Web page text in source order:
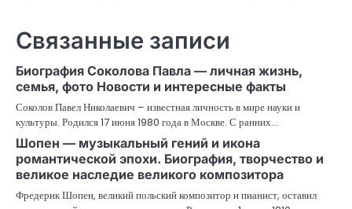
Связанные записи
Биография Соколова Павла — личная жизнь,
семья, фото Новости и интересные факты
Соколов Павел Николаевич – известная личность в мире науки и
культуры. Родился 17 июня 1980 года в Москве. С ранних…
Шопен — музыкальный гений и икона
романтической эпохи. Биография, творчество и
великое наследие великого композитора
Фредерик Шопен, великий польский композитор и пианист, оставил